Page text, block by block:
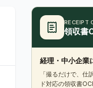
RECEIPT
領収書
経理・中小企業
「撮るだけで、
ド対応の領収書